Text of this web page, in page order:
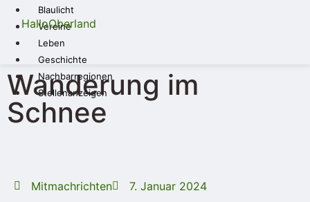
Blaulicht
Vereine
Leben
Geschichte
Nachbarregionen
Stellenanzeigen
Wanderung im
Schnee
Mitmachrichten 7. Januar 2024